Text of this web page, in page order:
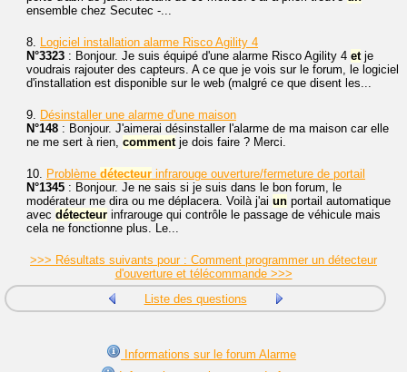
ensemble chez Secutec -...
8.
Logiciel installation alarme Risco Agility 4
N°3323 : Bonjour. Je suis équipé d'une alarme Risco Agility 4 et je
voudrais rajouter des capteurs. A ce que je vois sur le forum, le logiciel
d'installation est disponible sur le web (malgré ce que disent les...
9.
Désinstaller une alarme d'une maison
N°148 : Bonjour. J'aimerai désinstaller l'alarme de ma maison car elle
ne me sert à rien, comment je dois faire ? Merci.
10. Problème détecteur infrarouge ouverture/fermeture de portail
N°1345 : Bonjour. Je ne sais si je suis dans le bon forum, le
modérateur me dira ou me déplacera. Voilà j'ai un portail automatique
avec détecteur infrarouge qui contrôle le passage de véhicule mais
cela ne fonctionne plus. Le...
>>> Résultats suivants pour : Comment programmer un détecteur
d'ouverture et télécommande >>>
Liste des questions
Informations sur le forum Alarme